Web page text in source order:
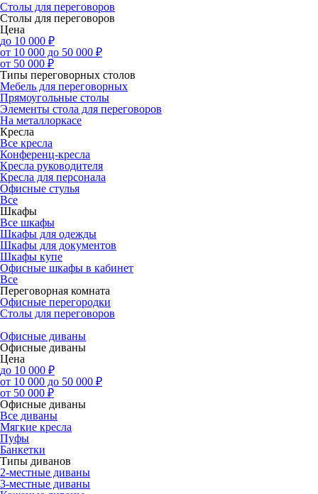
Столы для переговоров
Столы для переговоров
Цена
до 10 000 ₽
от 10 000 до 50 000 ₽
от 50 000 ₽
Типы переговорных столов
Мебель для переговорных
Прямоугольные столы
Элементы стола для переговоров
На металлоркасе
Кресла
Все кресла
Конференц-кресла
Кресла руководителя
Кресла для персонала
Офисные стулья
Все
Шкафы
Все шкафы
Шкафы для одежды
Шкафы для документов
Шкафы купе
Офисные шкафы в кабинет
Все
Переговорная комната
Офисные перегородки
Столы для переговоров
Офисные диваны
Офисные диваны
Цена
до 10 000 ₽
от 10 000 до 50 000 ₽
от 50 000 ₽
Офисные диваны
Все диваны
Мягкие кресла
Пуфы
Банкетки
Типы диванов
2-местные диваны
3-местные диваны